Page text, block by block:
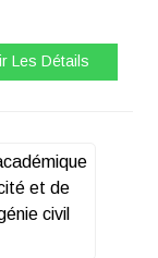
Les Détails